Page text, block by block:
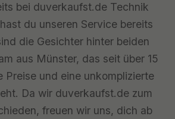
bei duverkaufst.de Technik
du unseren Service bereits
die Gesichter hinter beiden
aus Münster, das seit über 15
Preise und eine unkomplizierte
Da wir duverkaufst.de zum
freuen wir uns, dich ab